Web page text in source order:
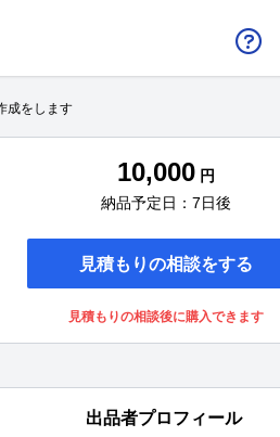
成をします
10,000 円
納品予定日：7日後
見積もりの相談をする
見積もりの相談後に購入できます
出品者プロフィール